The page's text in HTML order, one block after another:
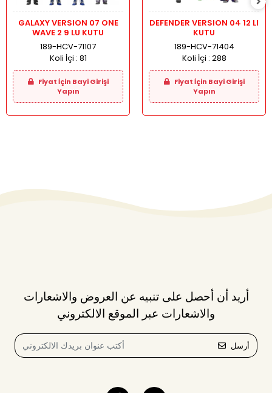
GALAXY VERSION 07 ONE
WAVE 2 9 LU KUTU
189-HCV-71107
Koli İçi : 81
Fiyat İçin Bayi Girişi
Yapın
DEFENDER VERSION 04 12 LI
KUTU
189-HCV-71404
Koli İçi : 288
Fiyat İçin Bayi Girişi
Yapın
أريد أن أحصل على تنبيه عن العروض والاشعارات
والاشعارات عبر الموقع الالكتروني
أرسل